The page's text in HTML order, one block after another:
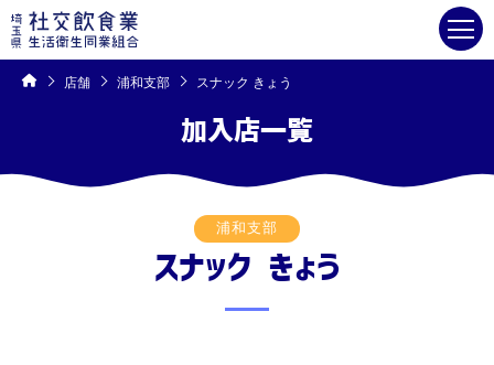
へ
店舗 浦和支部 スナック きょう
加入店一覧
浦和支部
スナック きょう